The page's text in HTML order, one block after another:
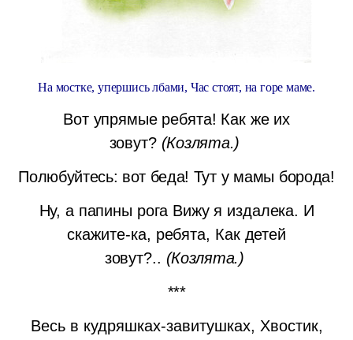
На мостке, упершись лбами, Час стоят, на горе маме.
Вот упрямые ребята! Как же их
зовут? (Козлята.)
Полюбуйтесь: вот беда! Тут у мамы борода!
Ну, а папины рога Вижу я издалека. И
скажите-ка, ребята, Как детей
зовут?.. (Козлята.)
***
Весь в кудряшках-завитушках, Хвостик,